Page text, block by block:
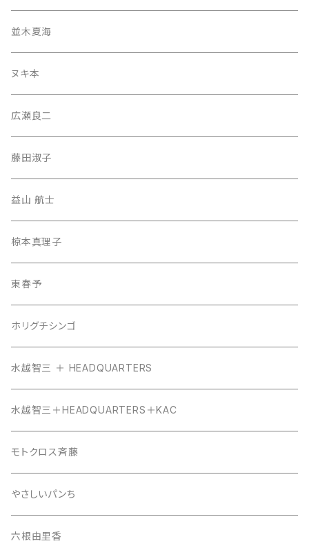
並木夏海
ヌキ本
広瀬良二
藤田淑子
益山 航士
椋本真理子
東春予
ホリグチシンゴ
水越智三 ＋ HEADQUARTERS
水越智三＋HEADQUARTERS＋KAC
モトクロス斉藤
やさしいパンち
六根由里香